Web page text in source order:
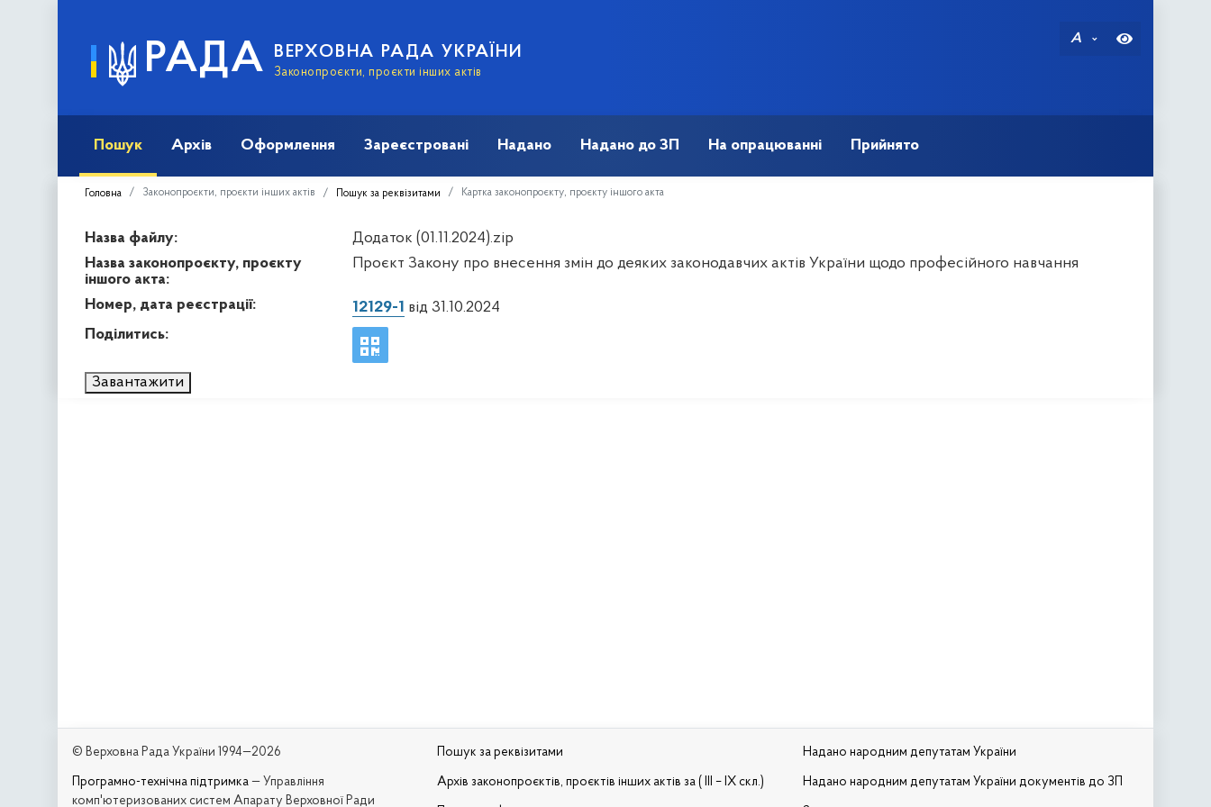
РАДА ВЕРХОВНА РАДА УКРАЇНИ
Законопроєкти, проєкти інших актів
A
Пошук Архів Оформлення Зареєстровані Надано Надано до ЗП На опрацюванні Прийнято
Головна Законопроєкти, проєкти інших актів Пошук за реквізитами Картка законопроєкту, проєкту іншого акта
Назва файлу:
Додаток (01.11.2024).zip
Назва законопроєкту, проєкту
іншого акта:
Проєкт Закону про внесення змін до деяких законодавчих актів України щодо професійного навчання
Номер, дата реєстрації: 12129-1 від 31.10.2024
Поділитись:
Завантажити
© Верховна Рада України 1994—2026
Програмно-технічна підтримка — Управління
комп'ютеризованих систем Апарату Верховної Ради
Пошук за реквізитами
Архів законопроєктів, проєктів інших актів за ( III – IX скл.)
Надано народним депутатам України
Надано народним депутатам України документів до ЗП